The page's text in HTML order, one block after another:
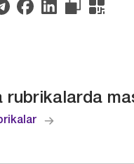
rubrikalarda